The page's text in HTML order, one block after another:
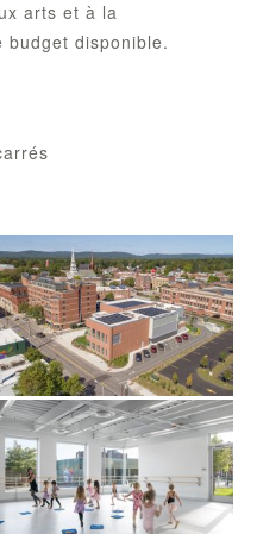
arts et à la
budget disponible.